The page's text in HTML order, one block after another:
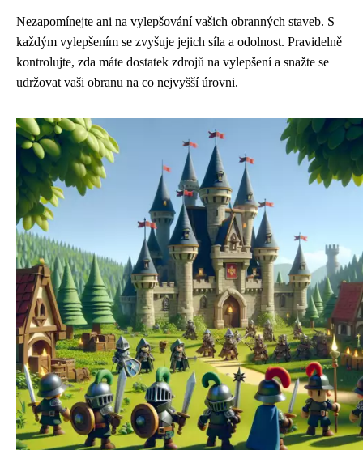
Nezapomínejte ani na vylepšování vašich obranných staveb. S
každým vylepšením se zvyšuje jejich síla a odolnost. Pravidelně
kontrolujte, zda máte dostatek zdrojů na vylepšení a snažte se
udržovat vaši obranu na co nejvyšší úrovni.